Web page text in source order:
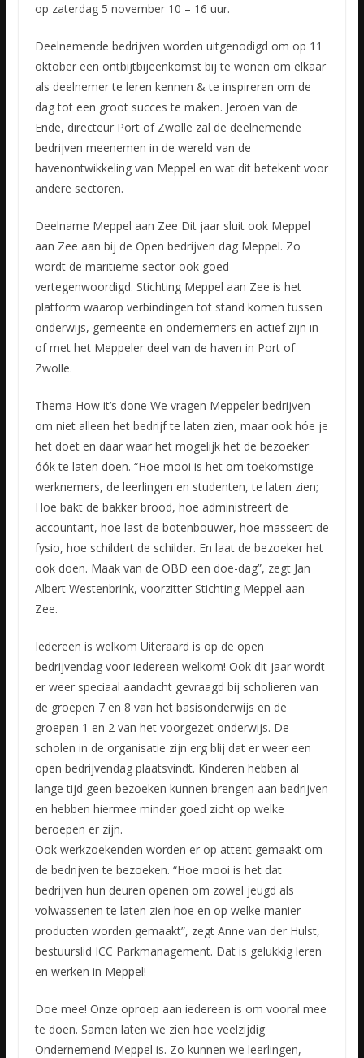
op zaterdag 5 november 10 – 16 uur.
Deelnemende bedrijven worden uitgenodigd om op 11
oktober een ontbijtbijeenkomst bij te wonen om elkaar
als deelnemer te leren kennen & te inspireren om de
dag tot een groot succes te maken. Jeroen van de
Ende, directeur Port of Zwolle zal de deelnemende
bedrijven meenemen in de wereld van de
havenontwikkeling van Meppel en wat dit betekent voor
andere sectoren.
Deelname Meppel aan Zee Dit jaar sluit ook Meppel
aan Zee aan bij de Open bedrijven dag Meppel. Zo
wordt de maritieme sector ook goed
vertegenwoordigd. Stichting Meppel aan Zee is het
platform waarop verbindingen tot stand komen tussen
onderwijs, gemeente en ondernemers en actief zijn in –
of met het Meppeler deel van de haven in Port of
Zwolle.
Thema How it’s done We vragen Meppeler bedrijven
om niet alleen het bedrijf te laten zien, maar ook hóe je
het doet en daar waar het mogelijk het de bezoeker
óók te laten doen. “Hoe mooi is het om toekomstige
werknemers, de leerlingen en studenten, te laten zien;
Hoe bakt de bakker brood, hoe administreert de
accountant, hoe last de botenbouwer, hoe masseert de
fysio, hoe schildert de schilder. En laat de bezoeker het
ook doen. Maak van de OBD een doe-dag”, zegt Jan
Albert Westenbrink, voorzitter Stichting Meppel aan
Zee.
Iedereen is welkom Uiteraard is op de open
bedrijvendag voor iedereen welkom! Ook dit jaar wordt
er weer speciaal aandacht gevraagd bij scholieren van
de groepen 7 en 8 van het basisonderwijs en de
groepen 1 en 2 van het voorgezet onderwijs. De
scholen in de organisatie zijn erg blij dat er weer een
open bedrijvendag plaatsvindt. Kinderen hebben al
lange tijd geen bezoeken kunnen brengen aan bedrijven
en hebben hiermee minder goed zicht op welke
beroepen er zijn.
Ook werkzoekenden worden er op attent gemaakt om
de bedrijven te bezoeken. “Hoe mooi is het dat
bedrijven hun deuren openen om zowel jeugd als
volwassenen te laten zien hoe en op welke manier
producten worden gemaakt”, zegt Anne van der Hulst,
bestuurslid ICC Parkmanagement. Dat is gelukkig leren
en werken in Meppel!
Doe mee! Onze oproep aan iedereen is om vooral mee
te doen. Samen laten we zien hoe veelzijdig
Ondernemend Meppel is. Zo kunnen we leerlingen,